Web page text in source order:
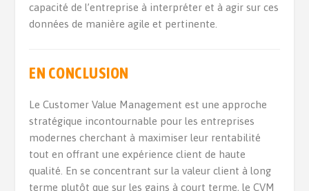
capacité de l’entreprise à interpréter et à agir sur ces
données de manière agile et pertinente.
EN CONCLUSION
Le Customer Value Management est une approche
stratégique incontournable pour les entreprises
modernes cherchant à maximiser leur rentabilité
tout en offrant une expérience client de haute
qualité. En se concentrant sur la valeur client à long
terme plutôt que sur les gains à court terme, le CVM